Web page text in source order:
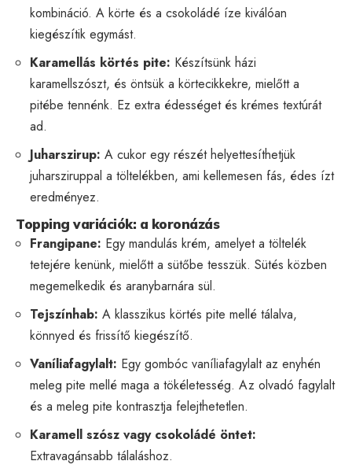
kombináció. A körte és a csokoládé íze kiválóan
kiegészítik egymást.
Karamellás körtés pite: Készítsünk házi
karamellszószt, és öntsük a körtecikkekre, mielőtt a
pitébe tennénk. Ez extra édességet és krémes textúrát
ad.
Juharszirup: A cukor egy részét helyettesíthetjük
juharsziruppal a töltelékben, ami kellemesen fás, édes ízt
eredményez.
Topping variációk: a koronázás
Frangipane: Egy mandulás krém, amelyet a töltelék
tetejére kenünk, mielőtt a sütőbe tesszük. Sütés közben
megemelkedik és aranybarnára sül.
Tejszínhab: A klasszikus körtés pite mellé tálalva,
könnyed és frissítő kiegészítő.
Vaníliafagylalt: Egy gombóc vaníliafagylalt az enyhén
meleg pite mellé maga a tökéletesség. Az olvadó fagylalt
és a meleg pite kontrasztja felejthetetlen.
Karamell szósz vagy csokoládé öntet:
Extravagánsabb tálaláshoz.